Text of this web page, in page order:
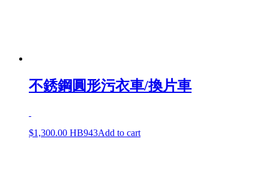
不銹鋼圓形污衣車/換片車
$1,300.00 HB943Add to cart